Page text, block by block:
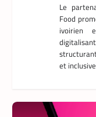
Le
Food
ivoirien
et